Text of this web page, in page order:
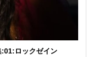
:01:ロックゼイン